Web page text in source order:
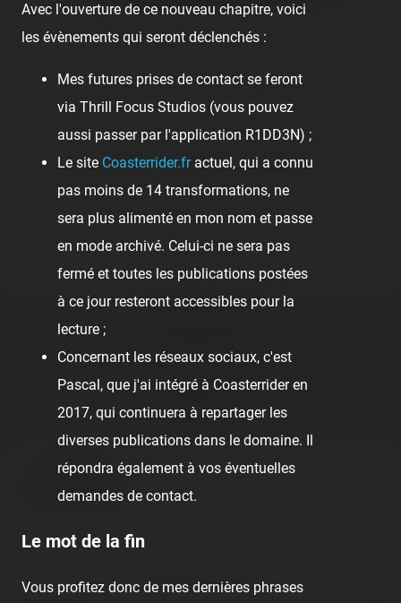
👍 36 😍 6 😮 1 14
😆
Fiesta 😮 Wow Angry
🤮 Sick ❤️ Supportive 🙏 Thankful
Comment
Next post:
ACROMIX ›
Comments
Avec l'ouverture de ce nouveau chapitre, voici
les évènements qui seront déclenchés :
Mes futures prises de contact se feront
via Thrill Focus Studios (vous pouvez
aussi passer par l'application R1DD3N) ;
Le site Coasterrider.fractuel, qui a connu
pas moins de 14 transformations, ne
sera plus alimenté en mon nom et passe
en mode archivé. Celui-ci ne sera pas
fermé et toutes les publications postées
à ce jour resteront accessibles pour la
lecture ;
Concernant les réseaux sociaux, c'est
Pascal, que j'ai intégré à Coasterrider en
2017, qui continuera à repartager les
diverses publications dans le domaine. Il
répondra également à vos éventuelles
demandes de contact.
Le mot de la fin
Vous profitez donc de mes dernières phrases